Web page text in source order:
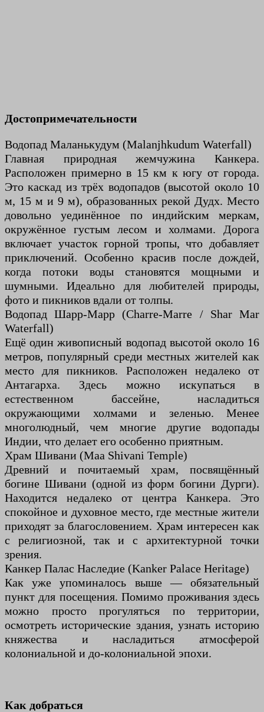
Достопримечательности
Водопад Маланькудум (Malanjhkudum Waterfall)
Главная природная жемчужина Канкера.
Расположен примерно в 15 км к югу от города.
Это каскад из трёх водопадов (высотой около 10
м, 15 м и 9 м), образованных рекой Дудх. Место
довольно уединённое по индийским меркам,
окружённое густым лесом и холмами. Дорога
включает участок горной тропы, что добавляет
приключений. Особенно красив после дождей,
когда потоки воды становятся мощными и
шумными. Идеально для любителей природы,
фото и пикников вдали от толпы.
Водопад Шарр-Марр (Charre-Marre / Shar Mar
Waterfall)
Ещё один живописный водопад высотой около 16
метров, популярный среди местных жителей как
место для пикников. Расположен недалеко от
Антагарха. Здесь можно искупаться в
естественном бассейне, насладиться
окружающими холмами и зеленью. Менее
многолюдный, чем многие другие водопады
Индии, что делает его особенно приятным.
Храм Шивани (Maa Shivani Temple)
Древний и почитаемый храм, посвящённый
богине Шивани (одной из форм богини Дурги).
Находится недалеко от центра Канкера. Это
спокойное и духовное место, где местные жители
приходят за благословением. Храм интересен как
с религиозной, так и с архитектурной точки
зрения.
Канкер Палас Наследие (Kanker Palace Heritage)
Как уже упоминалось выше — обязательный
пункт для посещения. Помимо проживания здесь
можно просто прогуляться по территории,
осмотреть исторические здания, узнать историю
княжества и насладиться атмосферой
колониальной и до-колониальной эпохи.
Как добраться